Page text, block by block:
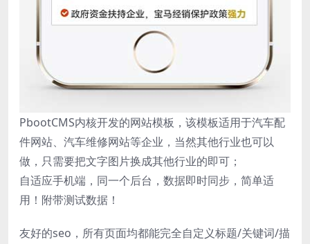
PbootCMS内核开发的网站模板，该模板适用于汽车配
件网站、汽车维修网站等企业，当然其他行业也可以
做，只需要把文字图片换成其他行业的即可；
自适应手机端，同一个后台，数据即时同步，简单适
用！附带测试数据！
友好的seo，所有页面均都能完全自定义标题/关键词/描